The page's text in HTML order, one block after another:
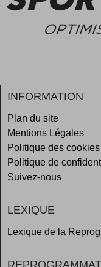
INFORMATION
Plan du site
Mentions Légales
Politique des cookies
Politique de
Suivez-nous
LEXIQUE
Lexique de la